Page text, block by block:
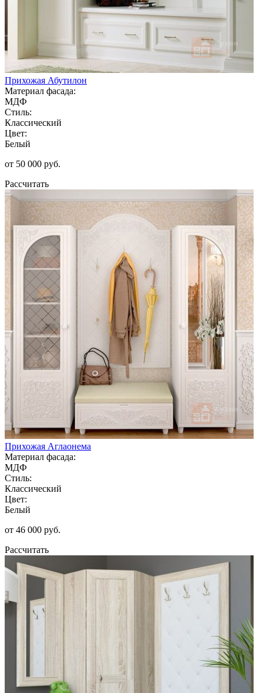
Прихожая Абутилон
Материал фасада:
МДФ
Стиль:
Классический
Цвет:
Белый
от 50 000 руб.
Рассчитать
Прихожая Аглаонема
Материал фасада:
МДФ
Стиль:
Классический
Цвет:
Белый
от 46 000 руб.
Рассчитать